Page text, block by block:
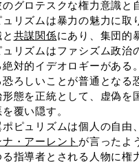
グロテスクな権力意識と
リズムは暴力の魅力に取
共謀関係にあり、集団的
リズムはファシズム政治
絶対的イデオロギーがあ
ろしいことが普通となる
形態を正統として、虚偽
覆い隠す。
ピュリズムは個人の自由
・アーレント が言ったよ
指導者とされる人物に権